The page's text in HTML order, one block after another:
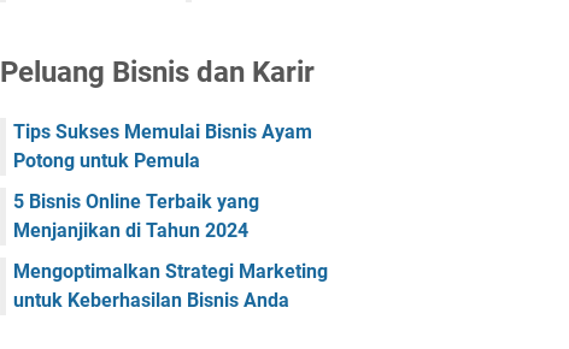
Peluang Bisnis dan Karir
Tips Sukses Memulai Bisnis Ayam
Potong untuk Pemula
5 Bisnis Online Terbaik yang
Menjanjikan di Tahun 2024
Mengoptimalkan Strategi Marketing
untuk Keberhasilan Bisnis Anda